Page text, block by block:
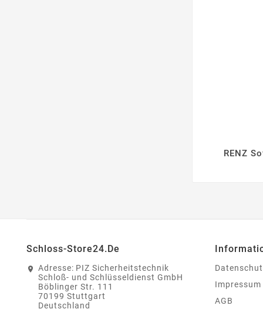
RENZ
Schloss-Store24.de
Adresse: PIZ Sicherheitstechnik
Schloß- und Schlüsseldienst GmbH
Böblinger Str. 111
70199 Stuttgart
Deutschland
Impressum
AGB